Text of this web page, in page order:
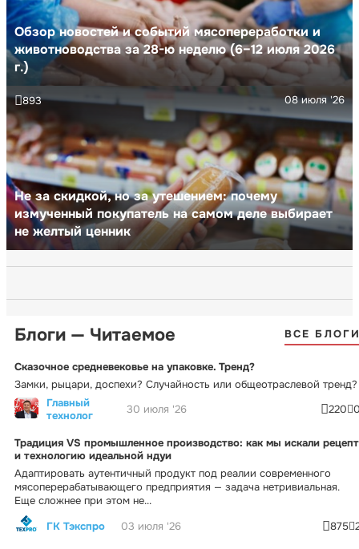
Обзор новостей и событий мясопереработки и
животноводства за 28-ю неделю (6–12 июля 2026
г.)
Не за скидкой, но за утешением: почему
измученный покупатель на самом деле выбирает
не желтый ценник
08 июля '26
893
Блоги — Читаемое ВСЕ
Сказочное средневековье на упаковке. Тренд?
Замки, рыцари, доспехи? Случайность или общеотраслевой тренд?
Главный
технолог
30 июля '26 220
Традиция VS промышленное производство: как мы искали рецепт
и технологию идеальной ндуи
Адаптировать аутентичный продукт под реалии современного
мясоперерабатывающего предприятия — задача нетривиальная.
Еще сложнее при этом не...
ГК Тэкспро
03 июля '26 875